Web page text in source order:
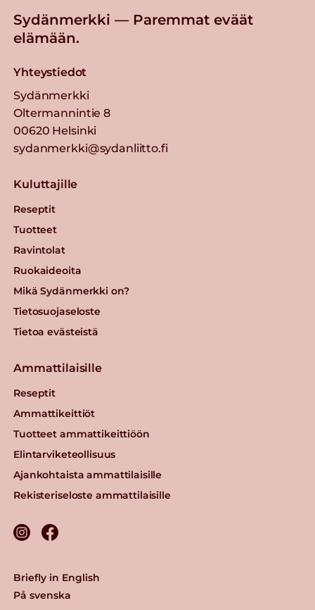
Sydänmerkki — Paremmat eväät
elämään.
Yhteystiedot
Sydänmerkki
Oltermannintie 8
00620 Helsinki
sydanmerkki@sydanliitto.fi
Kuluttajille
Reseptit
Tuotteet
Ravintolat
Ruokaideoita
Mikä Sydänmerkki on?
Tietosuojaseloste
Tietoa evästeistä
Ammattilaisille
Reseptit
Ammattikeittiöt
Tuotteet ammattikeittiöön
Elintarviketeollisuus
Ajankohtaista ammattilaisille
Rekisteriseloste ammattilaisille
Briefly in English
På svenska